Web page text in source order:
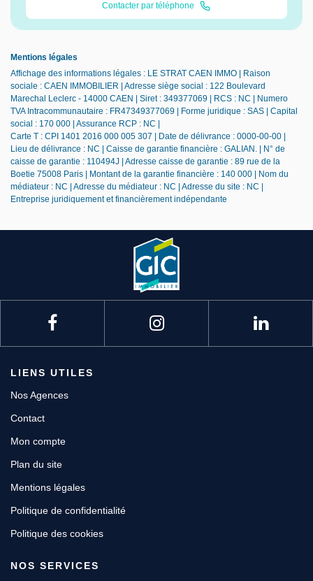
Contacter par téléphone
Mentions légales
Affichage des informations légales : LE STRAT CAEN IMMO | Raison
sociale : CAEN IMMOBILIER | Adresse siège social : 122 Boulevard
Marechal Leclerc - 14000 CAEN | Siret : 349377069 | RCS : NC | Numero
TVA Intracommunautaire : FR47349377069 | Forme juridique : SAS | Capital
social : 170 000 | Assurance RCP : NC |
Carte T : CPI 1401 2016 000 005 307 | Date de délivrance : 0000-00-00 |
Lieu de délivrance : NC | Caisse de garantie financière : GALIAN. | N° de
caisse de garantie : 110494J | Adresse caisse de garantie : 89 rue de la
Boetie 75008 Paris | Montant de la garantie financière : 140 000 | Nom du
médiateur : NC | Adresse du médiateur : NC | Adresse du site : NC |
Entreprise juridiquement et financièrement indépendante
LIENS UTILES
Nos Agences
Contact
Mon compte
Plan du site
Mentions légales
Politique de confidentialité
Politique des cookies
NOS SERVICES